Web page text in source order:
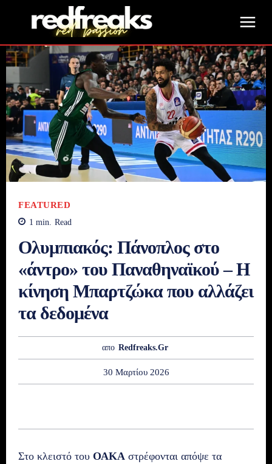
FEATURED
1 min. Read
Ολυμπιακός: Πάνοπλος στο
«άντρο» του Παναθηναϊκού – Η
κίνηση Μπαρτζώκα που αλλάζει
τα δεδομένα
απο Redfreaks.gr
30 Μαρτίου 2026
Στο κλειστό του ΟΑΚΑ στρέφονται απόψε τα